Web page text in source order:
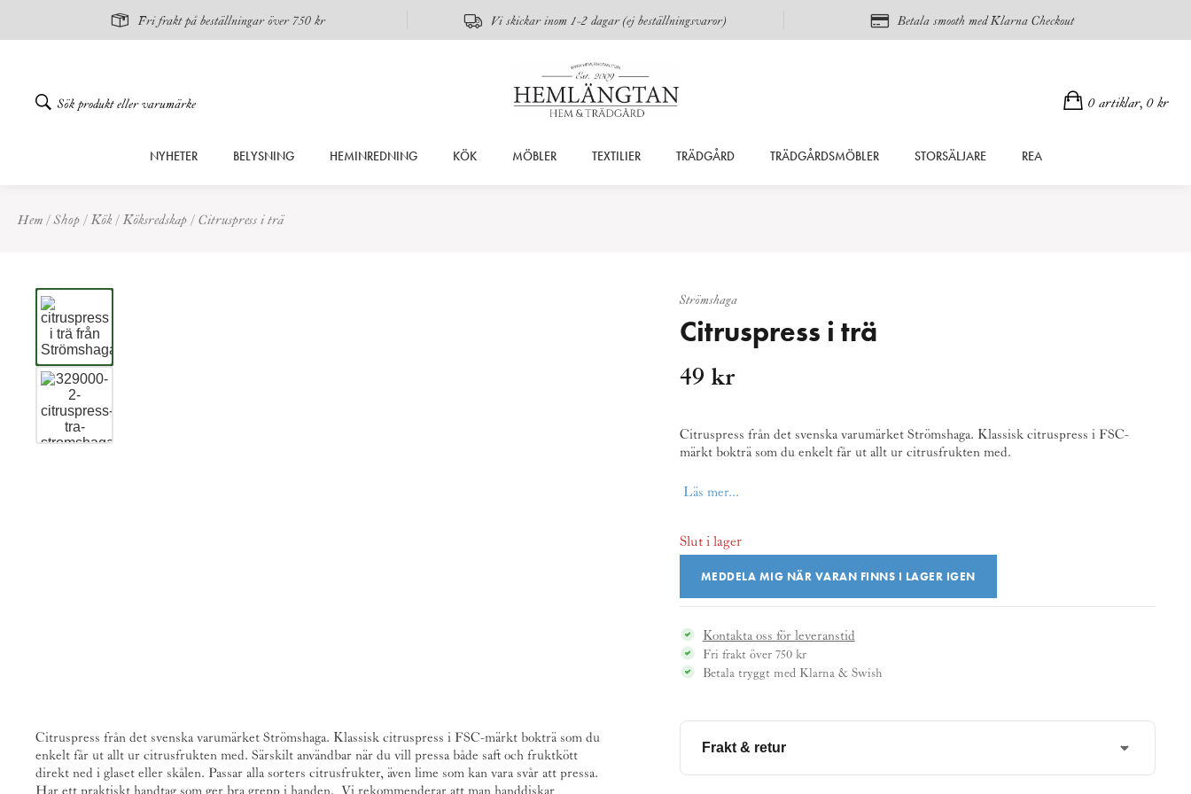
Fri frakt på beställningar över 750 kr Vi skickar inom 1-2 dagar (ej beställningsvaror) Betala smooth med Klarna Checkout
0 artiklar, 0kr
innehåll
NYHETER BELYSNING HEMINREDNING KÖK MÖBLER TEXTILIER TRÄDGÅRD TRÄDGÅRDSMÖBLER STORSÄLJARE REA
Hem/Shop/Kök/Köksredskap/Citruspress i trä
Strömshaga
Citruspress i trä
49 kr
Citruspress från det svenska varumärket Strömshaga. Klassisk citruspress i FSC-
märkt bokträ som du enkelt får ut allt ur citrusfrukten med.
Läs mer...
Slut i lager
MEDDELA MIG NÄR VARAN FINNS I LAGER IGEN
Kontakta oss för leveranstid
Fri frakt över 750 kr
Betala tryggt med Klarna & Swish
Citruspress från det svenska varumärketStrömshaga. Klassisk citruspress i FSC-märkt bokträ som du
enkelt får ut allt ur citrusfrukten med. Särskilt användbar när du vill pressa både saft och fruktkött
direkt ned i glaset eller skålen. Passar alla sorters citrusfrukter, även lime som kan vara svår att pressa.
Har ett praktiskt handtag som ger bra grepp i handen. Vi rekommenderar att man handdiskar
Frakt & retur